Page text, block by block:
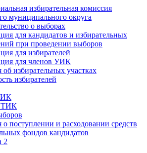
избирательная комиссия
муниципального округа
о выборах
для кандидатов и избирательных
при проведении выборов
для избирателей
для членов УИК
об избирательных участках
избирателей
ТИК
о поступлении и расходовании средств
фондов кандидатов
2